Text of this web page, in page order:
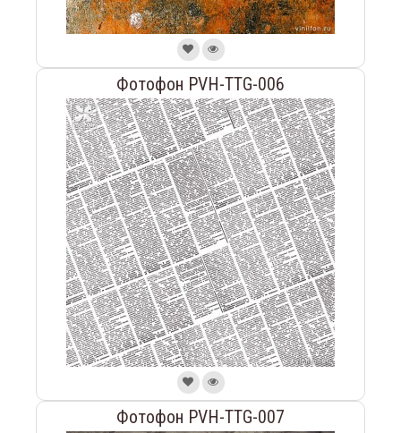
Фотофон PVH-TTG-006
Фотофон PVH-TTG-007